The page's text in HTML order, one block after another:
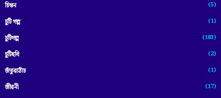
চিন্তন (5)
চুটি গল্প (1)
চুটিগল্প (183)
চুটিছবি (2)
জঁতুৱাঠাঁচ (1)
জীৱনী (17)